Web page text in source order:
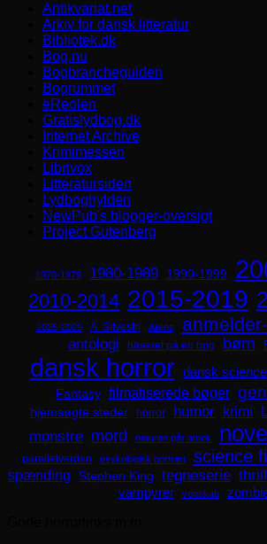
Antikvariat.net
Arkiv for dansk litteratur
Bibliotek.dk
Bog.nu
Bogbrancheguiden
Bogrummet
eReolen
Gratislydbog.dk
Internet Archive
Krimimessen
Librivox
Litteratursiden
Lydboghylden
NewPub's blogger-oversigt
Project Gutenberg
1970-1979 1980-1989 1990-1999
2010-2014 2015-2019
2025-2029 A. Silvestri Aliens
antologi baseret på en bog børn
dansk horror dansk
Fantasy filmatiserede bøger
hjemsøgte steder
horror humor krimi
monstre mord naturen går amok
parallelverden psykologisk portræt science
spænding Stephen King tegneserie
vampyrer venskab